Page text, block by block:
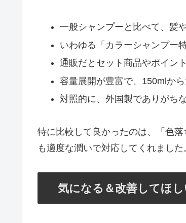
一般シャンプーと比べて、髪
いわゆる「カラーシャンプー
通販だとセット商品やポイン
容量展開が豊富で、150mlか
対照的に、外国製でありがち
特に比較して良かったのは、「色
も適度な潤いで対応してくれました
気になる＆改善してほ